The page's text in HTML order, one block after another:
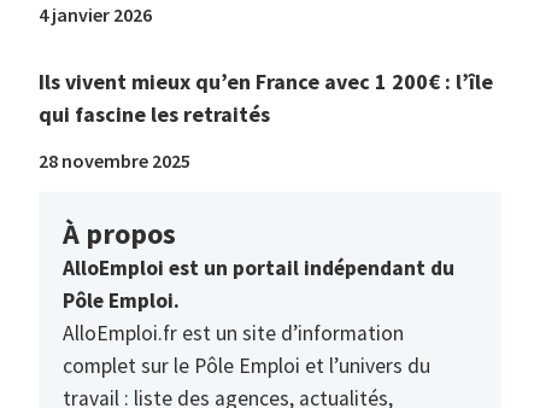
4 janvier 2026
Ils vivent mieux qu’en France avec 1 200€ : l’île
qui fascine les retraités
28 novembre 2025
À propos
AlloEmploi est un portail indépendant du
Pôle Emploi.
AlloEmploi.fr est un site d’information
complet sur le Pôle Emploi et l’univers du
travail : liste des agences, actualités,